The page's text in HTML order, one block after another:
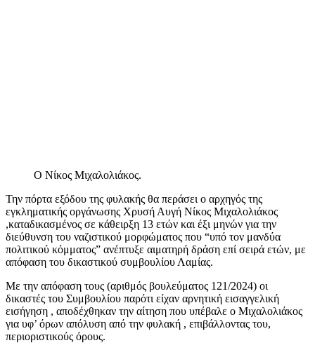
Ο Νίκος Μιχαλολιάκος.
Την πόρτα εξόδου της φυλακής θα περάσει ο αρχηγός της
εγκληματικής οργάνωσης Χρυσή Αυγή Νίκος Μιχαλολιάκος
,καταδικασμένος σε κάθειρξη 13 ετών και έξι μηνών για την
διεύθυνση του ναζιστικού μορφώματος που “υπό τον μανδύα
πολιτικού κόμματος” ανέπτυξε αιματηρή δράση επί σειρά ετών, με
απόφαση του δικαστικού συμβουλίου Λαμίας.
Με την απόφαση τους (αριθμός βουλεύματος 121/2024) οι
δικαστές του Συμβουλίου παρότι είχαν αρνητική εισαγγελική
εισήγηση , αποδέχθηκαν την αίτηση που υπέβαλε ο Μιχαλολιάκος
για υφ’ όρων απόλυση από την φυλακή , επιβάλλοντας του,
περιοριστικούς όρους.